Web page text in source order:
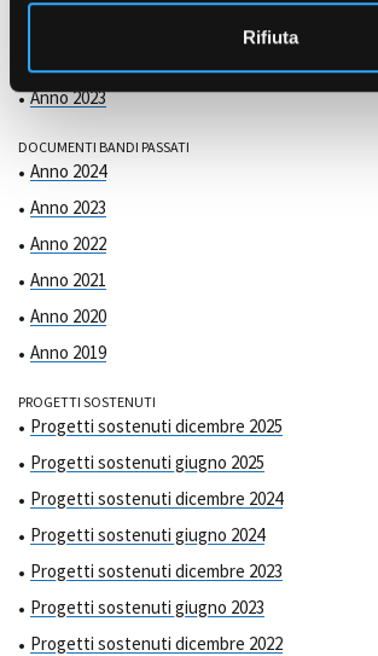
Rifiuta
Anno 2023
DOCUMENTI BANDI PASSATI
Anno 2024
Anno 2023
Anno 2022
Anno 2021
Anno 2020
Anno 2019
PROGETTI SOSTENUTI
Progetti sostenuti dicembre 2025
Progetti sostenuti giugno 2025
Progetti sostenuti dicembre 2024
Progetti sostenuti giugno 2024
Progetti sostenuti dicembre 2023
Progetti sostenuti giugno 2023
Progetti sostenuti dicembre 2022